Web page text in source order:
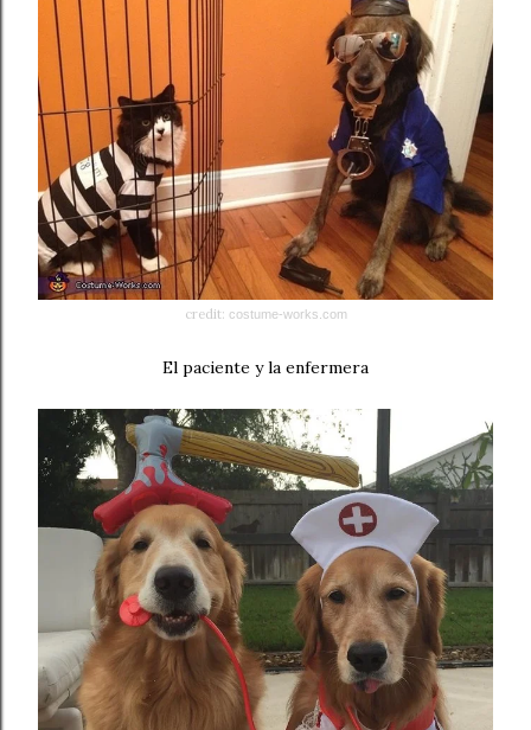
credit: costume-works.com
El paciente y la enfermera